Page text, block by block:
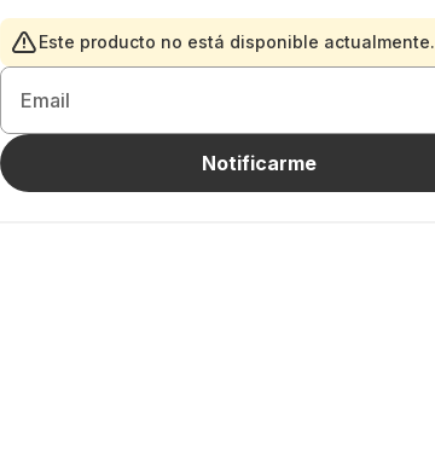
Este producto no está disponible actualmente.
Email
Notificarme